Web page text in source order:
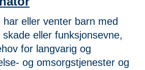
eller venter barn med
eller funksjonsevne,
for langvarig og
og omsorgstjenester og